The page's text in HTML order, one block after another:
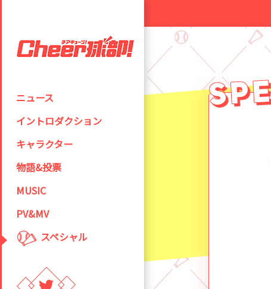
ニュース
イントロダクション
キャラクター
物語&投票
MUSIC
PV&MV
スペシャル